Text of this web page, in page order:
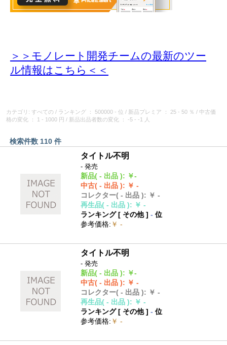
＞＞モノレート開発チームの最新のツー
ル情報はこちら＜＜
カテゴリ: すべての / ランキング ： 500000 - 位 / 新品プレミア ： 25 - 50 ％ / 中古価
格の変化
： 1 - 1000 円 / 新品出品者数の変化 ： -5 - -1 人
検索件数 110 件
タイトル不明
- 発売
新品( - 出品 ): ￥-
中古( - 出品 ): ￥ -
コレクター( - 出品 ): ￥ -
再生品( - 出品 ): ￥ -
ランキング [ その他]- 位
参考価格: ￥ -
タイトル不明
- 発売
新品( - 出品 ): ￥-
中古( - 出品 ): ￥ -
コレクター( - 出品 ): ￥ -
再生品( - 出品 ): ￥ -
ランキング [ その他]- 位
参考価格: ￥ -